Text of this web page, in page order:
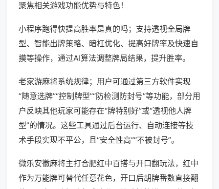
聚焦相关游戏功能优势与特色！
小程序跑得快提高胜率是真的吗；支持透视全局牌
型、智能出牌策略、暗杠优化、提高好牌率及快速自
摸等操作，通过AI算法调整牌局结果，提升胜率。
老家游麻将系统规律；用户可通过第三方软件实现
“随意选牌”“控制牌型”“防检测防封号”等功能，部分用
户反映其他玩家可能存在“牌特别好”或“透视他人牌
型”的情况。这些工具通过后台运行、自动连接等技
术手段实现不平公，且“安全性高”“不被封号”。
微乐安徽麻将主打合肥红中百搭与开口翻玩法，红中
作为万能牌可替代任意花色，开口后胡牌番数直接翻